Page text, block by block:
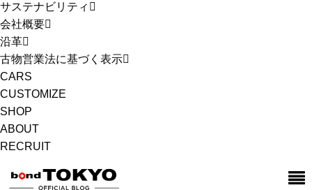
サステナビリティ
会社概要
沿革
古物営業法に基づく表示
CARS
CUSTOMIZE
SHOP
ABOUT
RECRUIT